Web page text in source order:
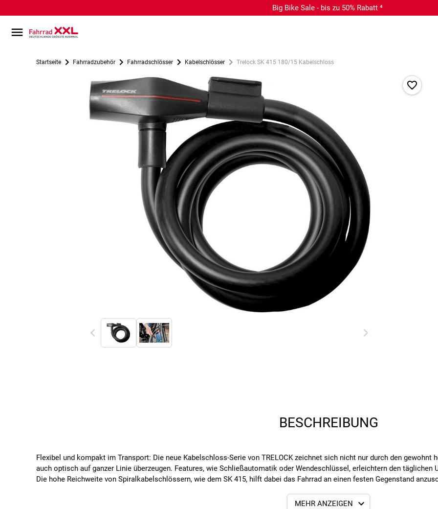
Big Bike Sale - bis zu 50% Rabatt ⁴
Startseite Fahrradzubehör Fahrradschlösser Kabelschlösser Trelock SK 415 180/15 Kabelschloss
BESCHREIBUNG
Flexibel und kompakt im Transport: Die neue Kabelschloss-Serie von TRELOCK zeichnet sich nicht nur durch den
auch optisch auf ganzer Linie überzeugen. Features, wie Schließautomatik oder Wendeschlüssel, erleichtern den täglichen
Die hohe Reichweite von Spiralkabelschlössern, wie dem SK 415, hilft dabei das Fahrrad an einen festen Gegenstand
MEHR ANZEIGEN